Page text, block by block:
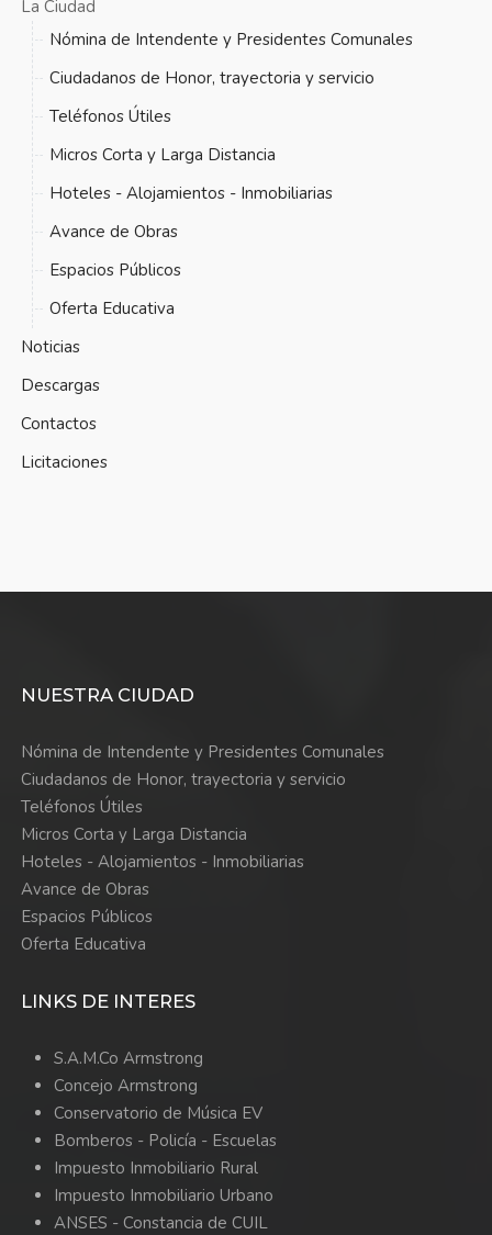
La Ciudad
Nómina de Intendente y Presidentes Comunales
Ciudadanos de Honor, trayectoria y servicio
Teléfonos Útiles
Micros Corta y Larga Distancia
Hoteles - Alojamientos - Inmobiliarias
Avance de Obras
Espacios Públicos
Oferta Educativa
Noticias
Descargas
Contactos
Licitaciones
NUESTRA CIUDAD
Nómina de Intendente y Presidentes Comunales
Ciudadanos de Honor, trayectoria y servicio
Teléfonos Útiles
Micros Corta y Larga Distancia
Hoteles - Alojamientos - Inmobiliarias
Avance de Obras
Espacios Públicos
Oferta Educativa
LINKS DE INTERES
S.A.M.Co Armstrong
Concejo Armstrong
Conservatorio de Música EV
Bomberos - Policía - Escuelas
Impuesto Inmobiliario Rural
Impuesto Inmobiliario Urbano
ANSES - Constancia de CUIL